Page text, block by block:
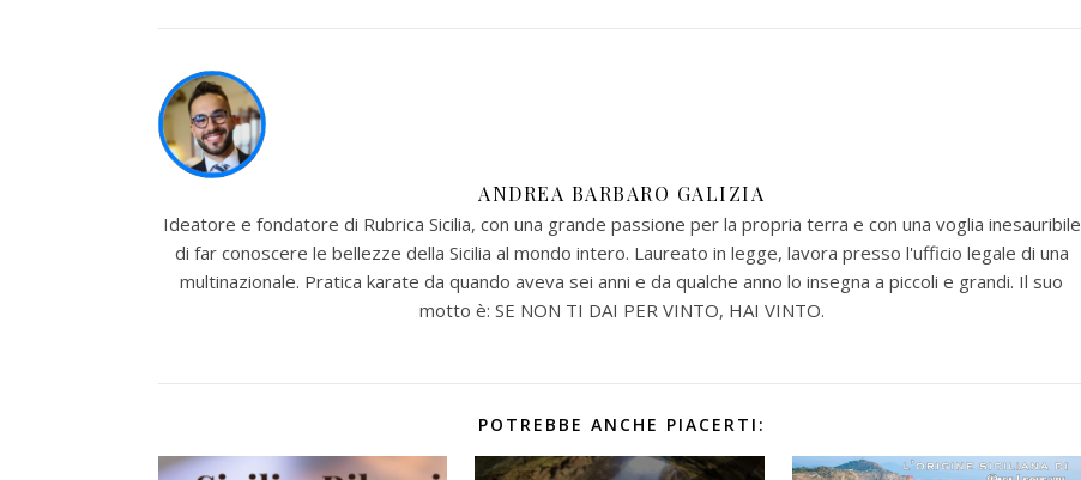
ANDREA BARBARO GALIZIA
Ideatore e fondatore di Rubrica Sicilia, con una grande passione per la propria terra e con una voglia inesauribile
di far conoscere le bellezze della Sicilia al mondo intero. Laureato in legge, lavora presso l'ufficio legale di una
multinazionale. Pratica karate da quando aveva sei anni e da qualche anno lo insegna a piccoli e grandi. Il suo
motto è: SE NON TI DAI PER VINTO, HAI VINTO.
POTREBBE ANCHE PIACERTI: